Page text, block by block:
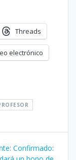
Threads
electrónico
Siguiente
Confirmado: